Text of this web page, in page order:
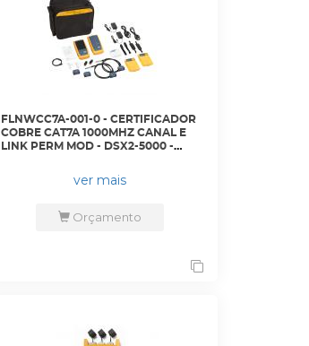
FLNWCC7A-001-0 - CERTIFICADOR
COBRE CAT7A 1000MHZ CANAL E
LINK PERM MOD - DSX2-5000 -
ver mais
Orçamento